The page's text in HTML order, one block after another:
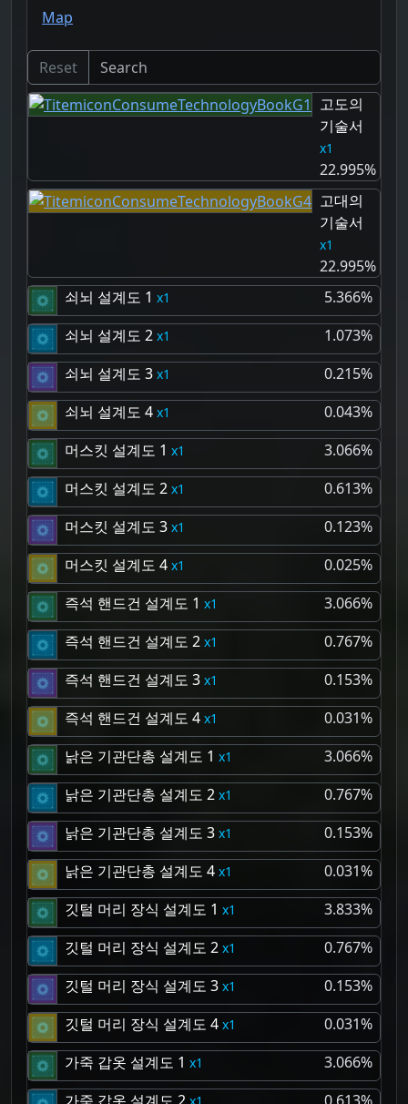
Map
Reset
고도의
기술서
1
22.995%
고대의
기술서
1
22.995%
쇠뇌 설계도 1
1
5.366%
쇠뇌 설계도 2
1
1.073%
쇠뇌 설계도 3
1
0.215%
쇠뇌 설계도 4
1
0.043%
머스킷 설계도 1
1
3.066%
머스킷 설계도 2
1
0.613%
머스킷 설계도 3
1
0.123%
머스킷 설계도 4
1
0.025%
즉석 핸드건 설계도 1
1
3.066%
즉석 핸드건 설계도 2
1
0.767%
즉석 핸드건 설계도 3
1
0.153%
즉석 핸드건 설계도 4
1
0.031%
낡은 기관단총 설계도 1
1
3.066%
낡은 기관단총 설계도 2
1
0.767%
낡은 기관단총 설계도 3
1
0.153%
낡은 기관단총 설계도 4
1
0.031%
깃털 머리 장식 설계도 1
1
3.833%
깃털 머리 장식 설계도 2
1
0.767%
깃털 머리 장식 설계도 3
1
0.153%
깃털 머리 장식 설계도 4
1
0.031%
가죽 갑옷 설계도 1
1
3.066%
가죽 갑옷 설계도 2
1 0.613%